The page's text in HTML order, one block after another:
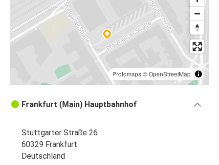
Protomaps©OpenStreetMap
Frankfurt (Main) Hauptbahnhof
Stuttgarter Straße 26
60329 Frankfurt
Deutschland